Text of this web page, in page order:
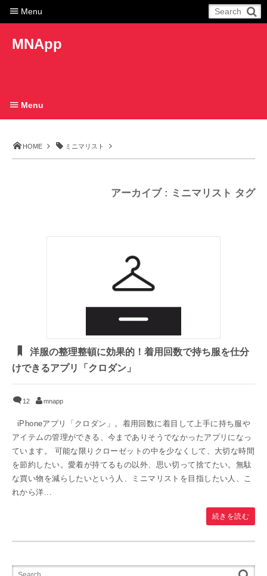
MNApp
HOME ミニマリスト
アーカイブ : ミニマリスト タグ
洋服の整理整頓に効果的！着用回数で持ち服を仕分
けできるアプリ「クロダン」
12 mnapp
iPhoneアプリ「クロダン」。着用回数に着目して上手に持ち服や
アイテムの管理ができる、今までありそうでなかったアプリになっ
ています。 可能な限りクローゼットの中を少なくして、大切な時間
を節約したい。愛着が持てるもの以外、思い切って捨てたい。無駄
な買い物を減らしたいという人、ミニマリストを目指したい人、こ
れから洋...
続きを読む
Menu
Menu